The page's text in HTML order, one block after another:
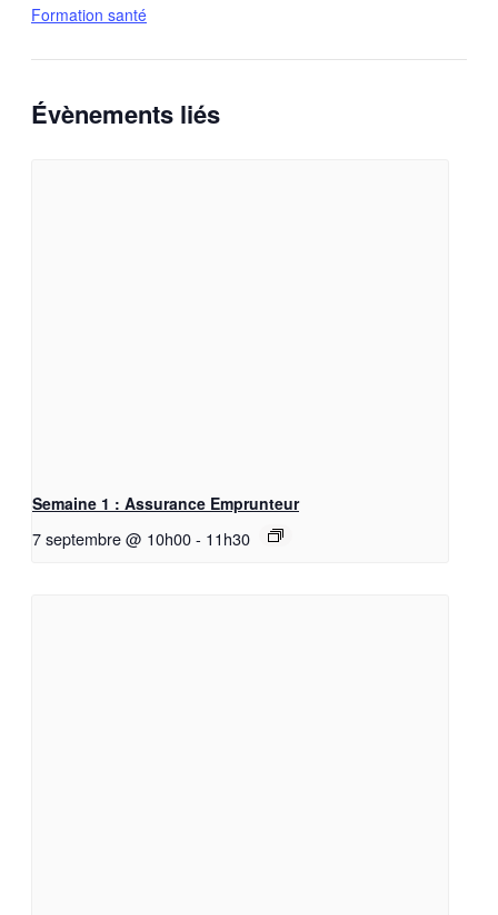
Formation santé
Évènements liés
Semaine 1 : Assurance Emprunteur
7 septembre @ 10h00- 11h30